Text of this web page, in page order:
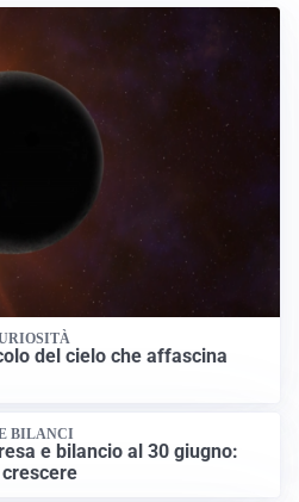
del cielo che affascina
BILANCI
e bilancio al 30 giugno: